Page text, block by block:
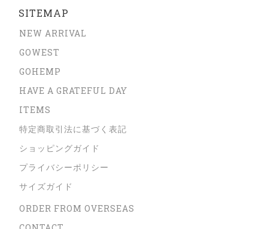
SITEMAP
NEW ARRIVAL
GOWEST
GOHEMP
HAVE A GRATEFUL DAY
ITEMS
特定商取引法に基づく表記
ショッピングガイド
プライバシーポリシー
サイズガイド
ORDER FROM OVERSEAS